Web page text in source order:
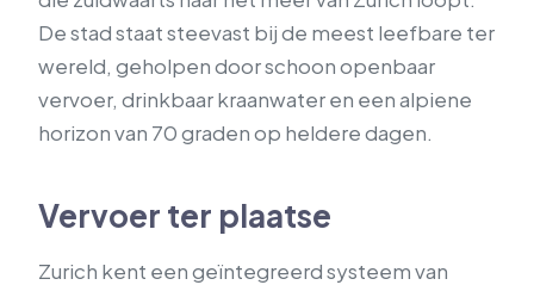
De stad staat steevast bij de meest leefbare ter
wereld, geholpen door schoon openbaar
vervoer, drinkbaar kraanwater en een alpiene
horizon van 70 graden op heldere dagen.
Vervoer ter plaatse
Zurich kent een geïntegreerd systeem van